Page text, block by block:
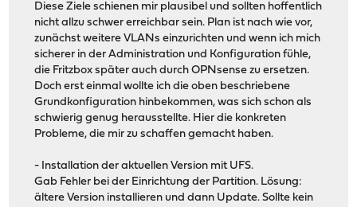
Diese Ziele schienen mir plausibel und sollten hoffentlich
nicht allzu schwer erreichbar sein. Plan ist nach wie vor,
zunächst weitere VLANs einzurichten und wenn ich mich
sicherer in der Administration und Konfiguration fühle,
die Fritzbox später auch durch OPNsense zu ersetzen.
Doch erst einmal wollte ich die oben beschriebene
Grundkonfiguration hinbekommen, was sich schon als
schwierig genug herausstellte. Hier die konkreten
Probleme, die mir zu schaffen gemacht haben.
- Installation der aktuellen Version mit UFS.
Gab Fehler bei der Einrichtung der Partition. Lösung:
ältere Version installieren und dann Update. Sollte kein